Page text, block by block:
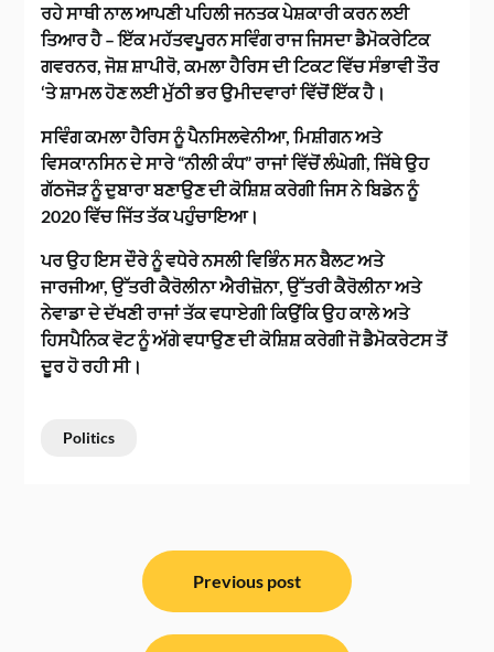
ਰਹੇ ਸਾਥੀ ਨਾਲ ਆਪਣੀ ਪਹਿਲੀ ਜਨਤਕ ਪੇਸ਼ਕਾਰੀ ਕਰਨ ਲਈ
ਤਿਆਰ ਹੈ – ਇੱਕ ਮਹੱਤਵਪੂਰਨ ਸਵਿੰਗ ਰਾਜ ਜਿਸਦਾ ਡੈਮੋਕਰੇਟਿਕ
ਗਵਰਨਰ, ਜੋਸ਼ ਸ਼ਾਪੀਰੋ, ਕਮਲਾ ਹੈਰਿਸ ਦੀ ਟਿਕਟ ਵਿੱਚ ਸੰਭਾਵੀ ਤੌਰ
‘ਤੇ ਸ਼ਾਮਲ ਹੋਣ ਲਈ ਮੁੱਠੀ ਭਰ ਉਮੀਦਵਾਰਾਂ ਵਿੱਚੋਂ ਇੱਕ ਹੈ।
ਸਵਿੰਗ ਕਮਲਾ ਹੈਰਿਸ ਨੂੰ ਪੈਨਸਿਲਵੇਨੀਆ, ਮਿਸ਼ੀਗਨ ਅਤੇ
ਵਿਸਕਾਨਸਿਨ ਦੇ ਸਾਰੇ “ਨੀਲੀ ਕੰਧ” ਰਾਜਾਂ ਵਿੱਚੋਂ ਲੰਘੇਗੀ, ਜਿੱਥੇ ਉਹ
ਗੱਠਜੋੜ ਨੂੰ ਦੁਬਾਰਾ ਬਣਾਉਣ ਦੀ ਕੋਸ਼ਿਸ਼ ਕਰੇਗੀ ਜਿਸ ਨੇ ਬਿਡੇਨ ਨੂੰ
2020 ਵਿੱਚ ਜਿੱਤ ਤੱਕ ਪਹੁੰਚਾਇਆ।
ਪਰ ਉਹ ਇਸ ਦੌਰੇ ਨੂੰ ਵਧੇਰੇ ਨਸਲੀ ਵਿਭਿੰਨ ਸਨ ਬੈਲਟ ਅਤੇ
ਜਾਰਜੀਆ, ਉੱਤਰੀ ਕੈਰੋਲੀਨਾ ਐਰੀਜ਼ੋਨਾ, ਉੱਤਰੀ ਕੈਰੋਲੀਨਾ ਅਤੇ
ਨੇਵਾਡਾ ਦੇ ਦੱਖਣੀ ਰਾਜਾਂ ਤੱਕ ਵਧਾਏਗੀ ਕਿਉਂਕਿ ਉਹ ਕਾਲੇ ਅਤੇ
ਹਿਸਪੈਨਿਕ ਵੋਟ ਨੂੰ ਅੱਗੇ ਵਧਾਉਣ ਦੀ ਕੋਸ਼ਿਸ਼ ਕਰੇਗੀ ਜੋ ਡੈਮੋਕਰੇਟਸ ਤੋਂ
ਦੂਰ ਹੋ ਰਹੀ ਸੀ।
Politics
Previous post